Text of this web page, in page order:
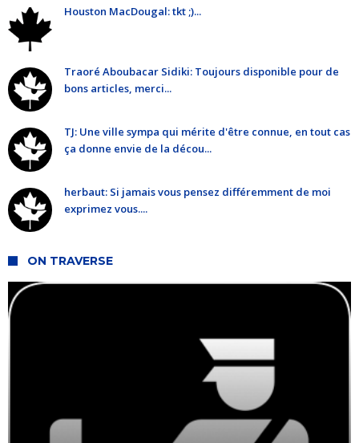
Houston MacDougal: tkt ;)...
Traoré Aboubacar Sidiki: Toujours disponible pour de
bons articles, merci...
TJ: Une ville sympa qui mérite d'être connue, en tout cas
ça donne envie de la décou...
herbaut: Si jamais vous pensez différemment de moi
exprimez vous....
ON TRAVERSE